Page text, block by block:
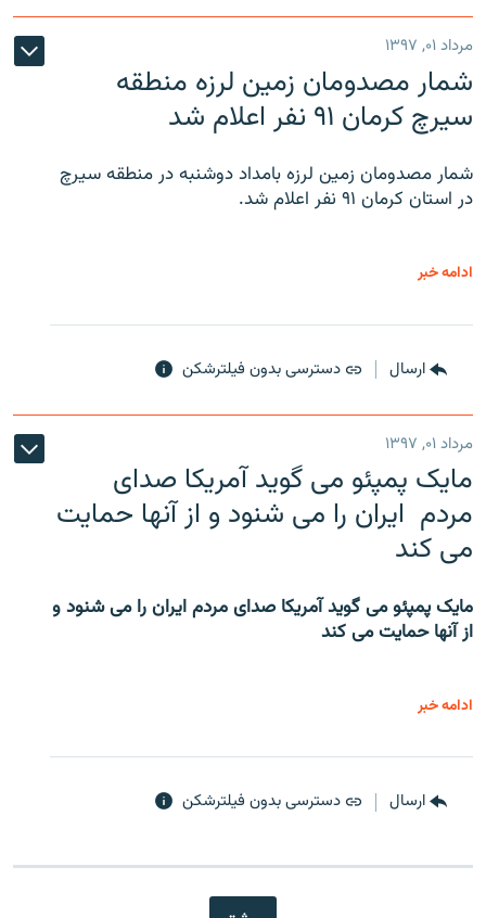
مرداد ۰۱, ۱۳۹۷
شمار مصدومان زمین لرزه منطقه
سیرچ کرمان ۹۱ نفر اعلام شد
شمار مصدومان زمین لرزه بامداد دوشنبه در منطقه سیرچ
در استان کرمان ۹۱ نفر اعلام شد.
ادامه خبر
ارسال دسترسی بدون فیلترشکن
مرداد ۰۱, ۱۳۹۷
مایک پمپئو می گوید آمریکا صدای
مردم ایران را می شنود و از آنها حمایت
می کند
مایک پمپئو می گوید آمریکا صدای مردم ایران را می شنود و
از آنها حمایت می کند
ادامه خبر
ارسال دسترسی بدون فیلترشکن